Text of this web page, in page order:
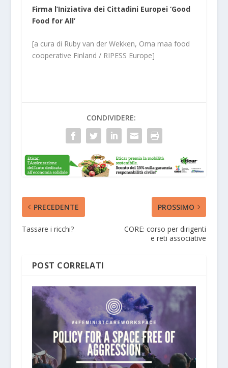
Firma l’Iniziativa dei Cittadini Europei ‘Good
Food for All’
[a cura di Ruby van der Wekken, Oma maa food
cooperative Finland / RIPESS Europe]
CONDIVIDERE:
PRECEDENTE
Tassare i ricchi?
PROSSIMO
CORE: corso per dirigenti
e reti associative
POST CORRELATI